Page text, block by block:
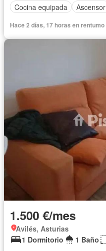
Cocina equipada
Ascensor
Hace 2 días, 17 horas en rentumo
1.500 €/mes
Avilés, Asturias
1 Dormitorio
1 Baño